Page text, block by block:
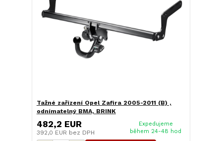
Tažné zařízení Opel Zafira 2005-2011 (B) ,
odnímatelný BMA, BRINK
482,2 EUR
392,0 EUR bez DPH
Expedujeme
během 24-48 hod